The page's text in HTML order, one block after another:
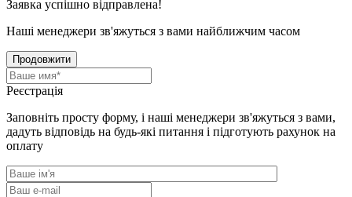
Заявка успішно відправлена!
Наші менеджери зв'яжуться з вами найближчим часом
Продовжити
Реєстрація
Заповніть просту форму, і наші менеджери зв'яжуться з вами,
дадуть відповідь на будь-які питання і підготують рахунок на
оплату